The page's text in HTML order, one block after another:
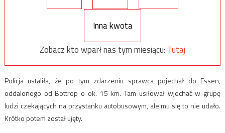
Inna kwota
Zobacz kto wparł nas tym miesiącu: Tutaj
Policja ustaliła, że po tym zdarzeniu sprawca pojechał do Essen,
oddalonego od Bottrop o ok. 15 km. Tam usiłował wjechać w grupę
ludzi czekających na przystanku autobusowym, ale mu się to nie udało.
Krótko potem został ujęty.